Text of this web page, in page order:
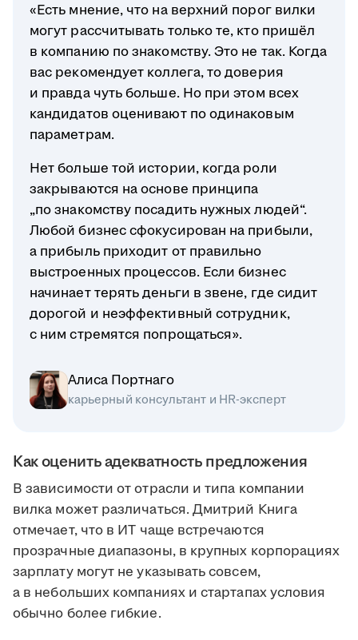
«Есть мнение, что на верхний порог вилки
могут рассчитывать только те, кто пришёл
в компанию по знакомству. Это не так. Когда
вас рекомендует коллега, то доверия
и правда чуть больше. Но при этом всех
кандидатов оценивают по одинаковым
параметрам.
Нет больше той истории, когда роли
закрываются на основе принципа
„по знакомству посадить нужных людей“.
Любой бизнес сфокусирован на прибыли,
а прибыль приходит от правильно
выстроенных процессов. Если бизнес
начинает терять деньги в звене, где сидит
дорогой и неэффективный сотрудник,
с ним стремятся попрощаться».
Алиса Портнаго
карьерный консультант и HR-эксперт
Как оценить адекватность предложения
В зависимости от отрасли и типа компании
вилка может различаться. Дмитрий Книга
отмечает, что в ИТ чаще встречаются
прозрачные диапазоны, в крупных корпорациях
зарплату могут не указывать совсем,
а в небольших компаниях и стартапах условия
обычно более гибкие.